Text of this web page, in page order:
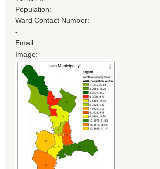
Population:
Ward Contact Number:
-
Email:
Image: